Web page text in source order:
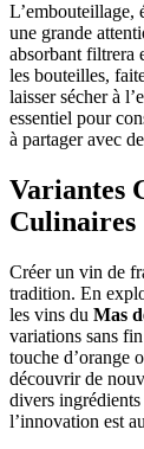
L’embouteillage,
une grande
absorbant filtrera
les bouteilles,
laisser sécher à
essentiel pour
à partager avec
Variantes
Culinaires
Créer un vin de
tradition. En
les vins du Mas
variations sans
touche d’orange
découvrir de
divers
l’innovation est